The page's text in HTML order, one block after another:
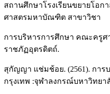
สถานศึกษาโรงเรียนขยายโอก
ศาสตรมหาบัณฑิต สาขาวิชา
การบริหารการศึกษา คณะครูศ
ราชภัฏอุตรดิตถ์.
สุกัญญา แช่มช้อย. (2561). กา
กรุงเทพ :จุฬาลงกรณ์บหาวิทยา